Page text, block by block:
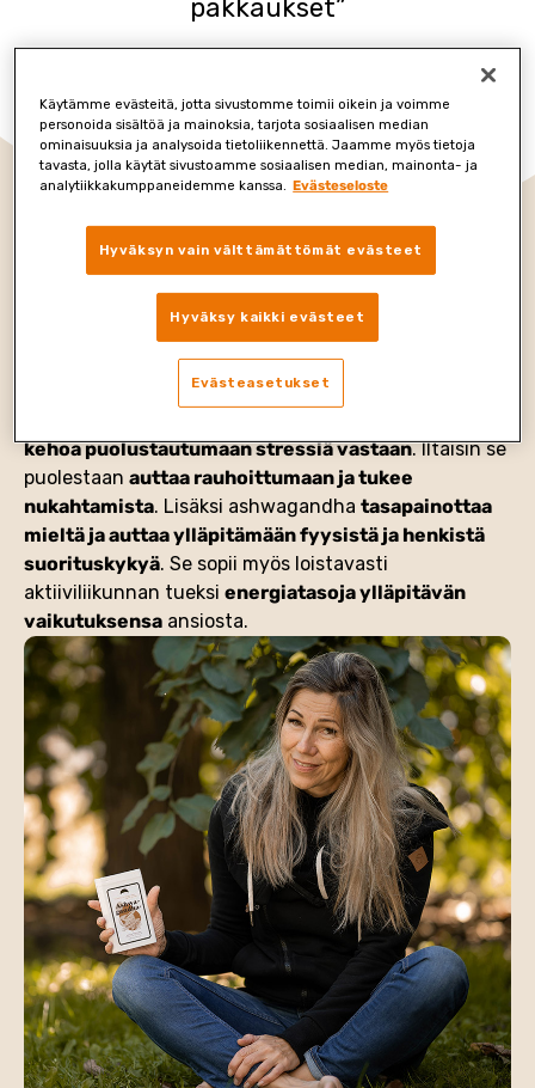
pakkaukset”
Mitä on
ashwagandha?
kasvi, jonka vaikutukset perustuvat sen
adaptogeenisiin ominaisuuksiin.
kehoa puolustautumaan stressiä vastaan. Iltaisin se
puolestaan auttaa rauhoittumaan ja tukee
nukahtamista. Lisäksi ashwagandha tasapainottaa
mieltä ja auttaa ylläpitämään fyysistä ja henkistä
suorituskykyä. Se sopii myös loistavasti
aktiiviliikunnan tueksi energiatasoja ylläpitävän
vaikutuksensa ansiosta.
Käytämme evästeitä, jotta sivustomme toimii oikein ja voimme
personoida sisältöä ja mainoksia, tarjota sosiaalisen median
ominaisuuksia ja analysoida tietoliikennettä. Jaamme myös tietoja
tavasta, jolla käytät sivustoamme sosiaalisen median, mainonta- ja
analytiikkakumppaneidemme kanssa. Evästeseloste
Hyväksyn vain välttämättömät evästeet
Hyväksy kaikki evästeet
Evästeasetukset